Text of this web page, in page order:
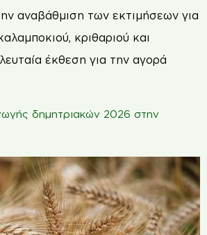
αναβάθμιση των εκτιμήσεων για
κριθαριού και
έκθεση για την αγορά
δημητριακών 2026 στην